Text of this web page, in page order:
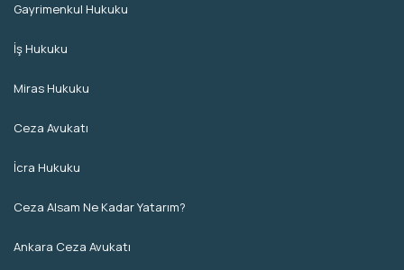
Gayrimenkul Hukuku
İş Hukuku
Miras Hukuku
Ceza Avukatı
İcra Hukuku
Ceza Alsam Ne Kadar Yatarım?
Ankara Ceza Avukatı